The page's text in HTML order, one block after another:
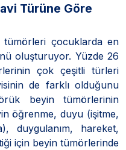
Türüne Göre
tümörleri çocuklarda en
oluşturuyor. Yüzde 26
çok çeşitli türleri
de farklı olduğunu
beyin tümörlerinin
öğrenme, duyu (işitme,
duygulanım, hareket,
için beyin tümörlerinde